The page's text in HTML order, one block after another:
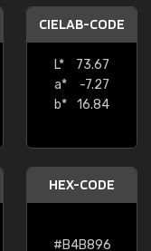
CIELAB-CODE
L*
73.67
a*
-7.27
b*
16.84
HEX-CODE
#B4B896